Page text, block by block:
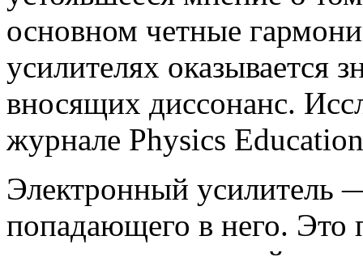
основном четные
усилителях оказывается
вносящих диссонанс.
журнале Physics
Электронный усилитель
попадающего в него. Это